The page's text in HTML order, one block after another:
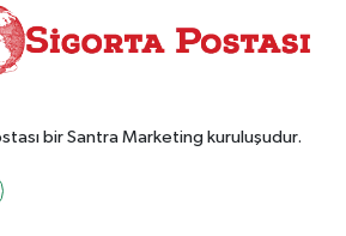
bir Santra Marketing kuruluşudur.